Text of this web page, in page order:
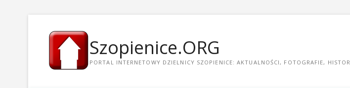
Szopienice.ORG
PORTAL INTERNETOWY DZIELNICY SZOPIENICE: AKTUALNOŚCI, FOTOGRAFIE,